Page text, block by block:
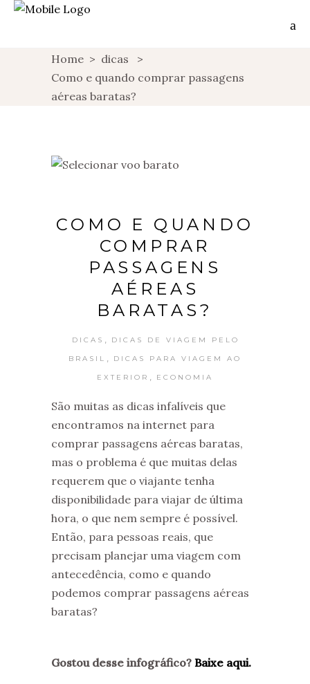
Home > dicas
>
Como e quando comprar passagens
aéreas baratas?
COMO E QUANDO
COMPRAR
PASSAGENS
AÉREAS
BARATAS?
DICAS DICAS DE VIAGEM PELO
BRASIL DICAS PARA VIAGEM AO
EXTERIOR ECONOMIA
São muitas as dicas infalíveis que
encontramos na internet para
comprar passagens aéreas baratas,
mas o problema é que muitas delas
requerem que o viajante tenha
disponibilidade para viajar de última
hora, o que nem sempre é possível.
Então, para pessoas reais, que
precisam planejar uma viagem com
antecedência, como e quando
podemos comprar passagens aéreas
baratas?
Gostou desse infográfico? Baixe aqui.